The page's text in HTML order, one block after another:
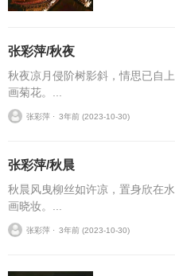
张彩萍/秋夜
秋夜凉月侵阶树影斜，情思已自
画菊花。...
张彩萍 ⋅ 3年前 (2023-10-30)
张彩萍/秋晨
秋晨风曳柳丝如许凉，置身欣在
画晓妆。...
张彩萍 ⋅ 3年前 (2023-10-30)